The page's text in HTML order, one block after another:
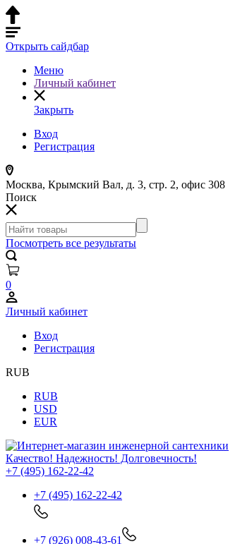
Открыть сайдбар
Меню
Личный кабинет
Закрыть
Вход
Регистрация
Москва, Крымский Вал, д. 3, стр. 2, офис 308
Поиск
Посмотреть все результаты
0
Личный кабинет
Вход
Регистрация
RUB
RUB
USD
EUR
Качество! Надежность! Долговечность!
+7 (495) 162-22-42
+7 (495) 162-22-42
+7 (926) 008-43-61